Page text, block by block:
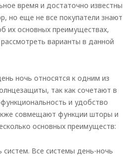
время и достаточно известны
но еще не все покупатели знают
их основных преимуществах,
варианты в данной
ночь относятся к одним из
так как сочетают в
и удобство
совмещают функции шторы и
основных преимуществ:
систем. Все системы день-ночь